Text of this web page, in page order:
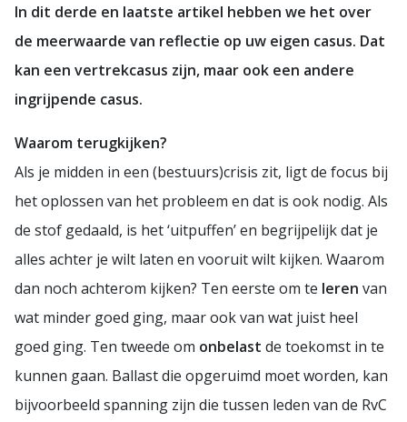
In dit derde en laatste artikel hebben we het over
de meerwaarde van reflectie op uw eigen casus. Dat
kan een vertrekcasus zijn, maar ook een andere
ingrijpende casus.
Waarom terugkijken?
Als je midden in een (bestuurs)crisis zit, ligt de focus bij
het oplossen van het probleem en dat is ook nodig. Als
de stof gedaald, is het ‘uitpuffen’ en begrijpelijk dat je
alles achter je wilt laten en vooruit wilt kijken. Waarom
dan noch achterom kijken? Ten eerste om te leren van
wat minder goed ging, maar ook van wat juist heel
goed ging. Ten tweede om onbelast de toekomst in te
kunnen gaan. Ballast die opgeruimd moet worden, kan
bijvoorbeeld spanning zijn die tussen leden van de RvC